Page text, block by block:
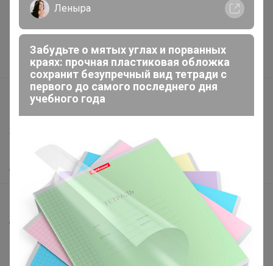
Подарочные сертификаты
Реклама на сайте
Поставщикам
Вакансии
support@24-ok.ru
Защита покупателя
О нас
Все предложения
Анонсы
Новости
Поддержка альпак
Леныра
Забудьте о мятых углах и порванных
краях: прочная пластиковая обложка
сохранит безупречный вид тетради с
первого до самого последнего дня
учебного года